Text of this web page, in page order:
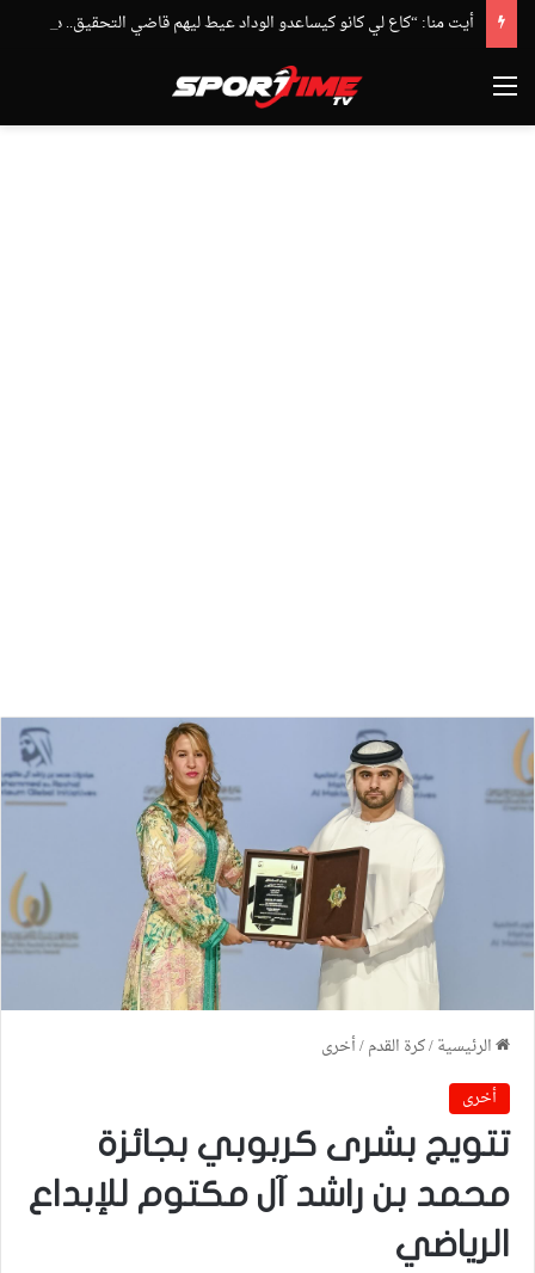
أيت منا: “كاع لي كانو كيساعدو الوداد عيط ليهم قاضي التحقيق.. دابا حتى شي واحد ما بقا باغي يعاون”
القائمة
الرئيسية/كرة القدم/أخرى
أخرى
تتويج بشرى كربوبي بجائزة
محمد بن راشد آل مكتوم للإبداع
الرياضي